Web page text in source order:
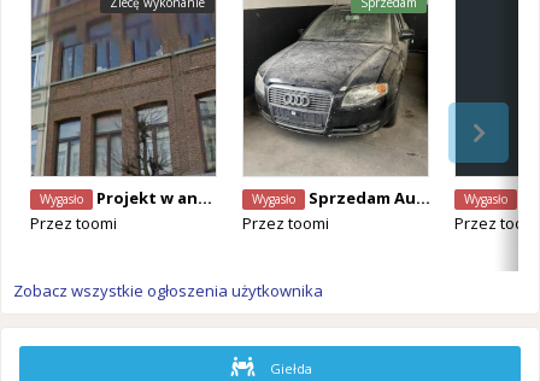
Wygasło
Projekt w antwerpi fasada szukam konkretnej firmy
Przez toomi
Wygasło
Sprzedam Audi a4 2005 2.5 d sprawne 750 e
Przez toomi
Wygasło
Przez toomi
Zobacz wszystkie ogłoszenia użytkownika
Giełda